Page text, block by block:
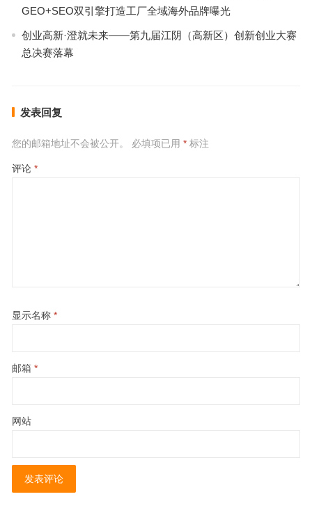
GEO+SEO双引擎打造工厂全域海外品牌曝光
创业高新·澄就未来——第九届江阴（高新区）创新创业大赛
总决赛落幕
发表回复
您的邮箱地址不会被公开。 必填项已用 *标注
评论 *
显示名称 *
邮箱 *
网站